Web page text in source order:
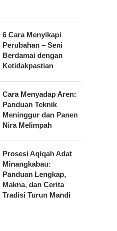
6 Cara Menyikapi
Perubahan – Seni
Berdamai dengan
Ketidakpastian
Cara Menyadap Aren:
Panduan Teknik
Meninggur dan Panen
Nira Melimpah
Prosesi Aqiqah Adat
Minangkabau:
Panduan Lengkap,
Makna, dan Cerita
Tradisi Turun Mandi